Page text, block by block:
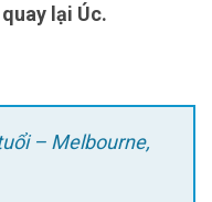
lại Úc.
– Melbourne,